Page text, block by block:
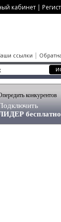
кабинет |
ссылки |
конкурентов
бесплатно